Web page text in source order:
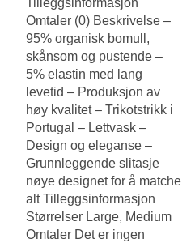
Tilleggsinformasjon
Omtaler (0) Beskrivelse –
95% organisk bomull,
skånsom og pustende –
5% elastin med lang
levetid – Produksjon av
høy kvalitet – Trikotstrikk i
Portugal – Lettvask –
Design og eleganse –
Grunnleggende slitasje
nøye designet for å matche
alt Tilleggsinformasjon
Størrelser Large, Medium
Omtaler Det er ingen